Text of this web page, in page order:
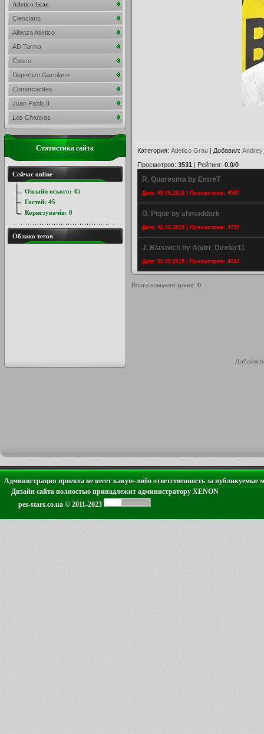
Категория: Atletico Grau | Добавил:
Просмотров: 3531 | Рейтинг: 0.0/0
R. Quaresma by EmreT
Дата: 09.08.2016 | Просмотров: 4547
G. Pique by ahmaddark
Дата: 02.06.2015 | Просмотров: 4735
J. Blaswich by Andri_Dexter11
Дата: 26.05.2015 | Просмотров: 4042
Всего комментариев: 0
Atletico Grau
Cienciano
Alianza Atletico
AD Tarma
Cusco
Deportivo Garcilaso
Comerciantes
Juan Pablo II
Los Chankas
Статистика сайта
Сейчас online
Онлайн всього: 45
Гостей: 45
Користувачів: 0
Облако тегов
Администрация проекта не несет какую-либо ответственность за публикуемые
Дизайн сайта полностью принадлежит администратору XENON
pes-stars.co.ua © 2011-2023